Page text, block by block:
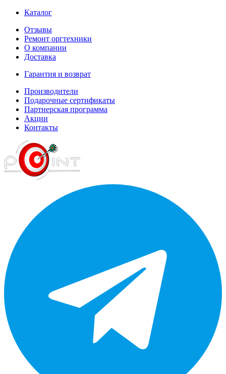
Каталог
Отзывы
Ремонт оргтехники
О компании
Доставка
Гарантия и возврат
Производители
Подарочные сертификаты
Партнерская программа
Акции
Контакты